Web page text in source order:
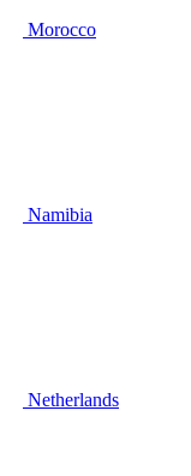
Morocco
Namibia
Netherlands